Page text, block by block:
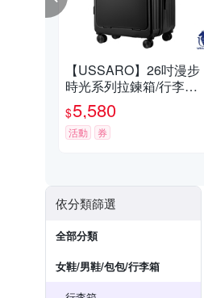
【USSARO】26吋漫步
時光系列拉鍊箱/行李箱/
旅行箱(黑)
$5,580
活動 券
依分類篩選
全部分類
女鞋/男鞋/包包/行李箱